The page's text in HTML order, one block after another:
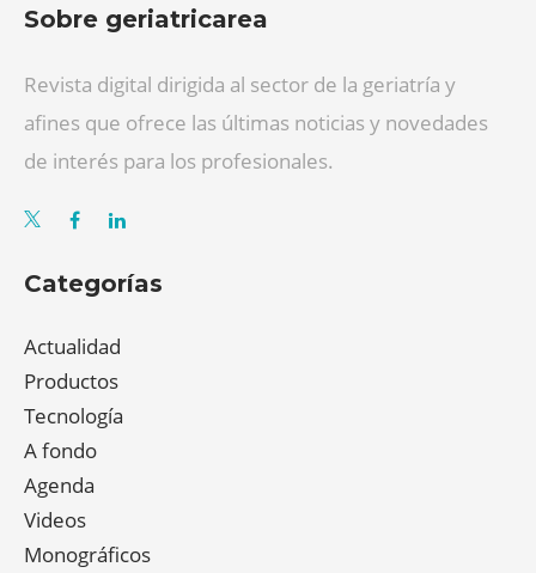
Sobre geriatricarea
Revista digital dirigida al sector de la geriatría y
afines que ofrece las últimas noticias y novedades
de interés para los profesionales.
Categorías
Actualidad
Productos
Tecnología
A fondo
Agenda
Videos
Monográficos